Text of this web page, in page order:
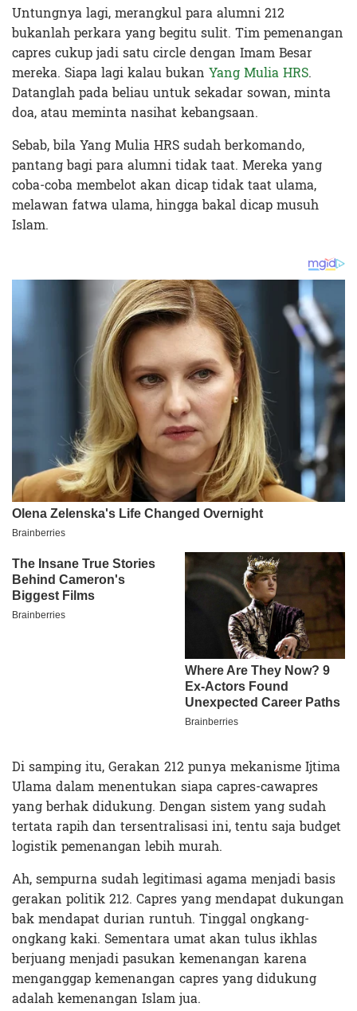
Untungnya lagi, merangkul para alumni 212
bukanlah perkara yang begitu sulit. Tim pemenangan
capres cukup jadi satu circle dengan Imam Besar
mereka. Siapa lagi kalau bukan Yang Mulia HRS.
Datanglah pada beliau untuk sekadar sowan, minta
doa, atau meminta nasihat kebangsaan.
Sebab, bila Yang Mulia HRS sudah berkomando,
pantang bagi para alumni tidak taat. Mereka yang
coba-coba membelot akan dicap tidak taat ulama,
melawan fatwa ulama, hingga bakal dicap musuh
Islam.
Di samping itu, Gerakan 212 punya mekanisme Ijtima
Ulama dalam menentukan siapa capres-cawapres
yang berhak didukung. Dengan sistem yang sudah
tertata rapih dan tersentralisasi ini, tentu saja budget
logistik pemenangan lebih murah.
Ah, sempurna sudah legitimasi agama menjadi basis
gerakan politik 212. Capres yang mendapat dukungan
bak mendapat durian runtuh. Tinggal ongkang-
ongkang kaki. Sementara umat akan tulus ikhlas
berjuang menjadi pasukan kemenangan karena
menganggap kemenangan capres yang didukung
adalah kemenangan Islam jua.